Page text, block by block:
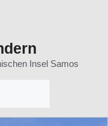
Insel Samos